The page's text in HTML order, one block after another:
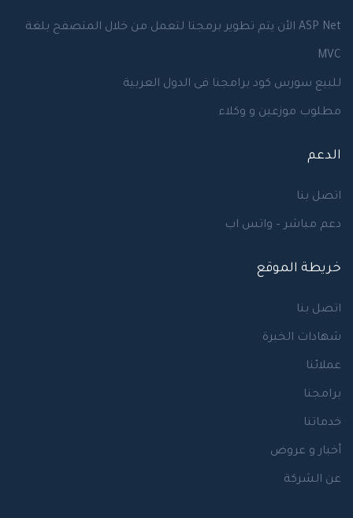
الأن يتم تطوير برمجنا لتعمل من خلال المتصفح بلغة ASP Net
MVC
للبيع سورس كود برامجنا فى الدول العربية
مطلوب موزعين و وكلاء
الدعم
اتصل بنا
دعم مباشر – واتس اب
خريطة الموقع
اتصل بنا
شهادات الخبرة
عملائنا
برامجنا
خدماتنا
أخبار و عروض
عن الشركة